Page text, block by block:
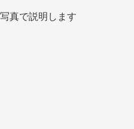
真で説明します